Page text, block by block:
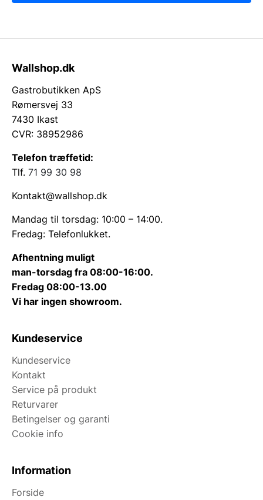
Wallshop.dk
Gastrobutikken ApS
Rømersvej 33
7430 Ikast
CVR: 38952986
Telefon træffetid:
Tlf. 71 99 30 98
Kontakt@wallshop.dk
Mandag til torsdag: 10:00 – 14:00.
Fredag: Telefonlukket.
Afhentning muligt
man-torsdag fra 08:00-16:00.
Fredag 08:00-13.00
Vi har ingen showroom.
Kundeservice
Kundeservice
Kontakt
Service på produkt
Returvarer
Betingelser og garanti
Cookie info
Information
Forside